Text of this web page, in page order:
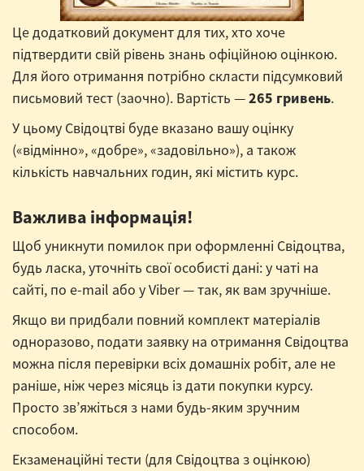
Це додатковий документ для тих, хто хоче
підтвердити свій рівень знань офіційною оцінкою.
Для його отримання потрібно скласти підсумковий
письмовий тест (заочно). Вартість —265 гривень.
У цьому Свідоцтві буде вказано вашу оцінку
(«відмінно», «добре», «задовільно»), а також
кількість навчальних годин, які містить курс.
Важлива інформація!
Щоб уникнути помилок при оформленні Свідоцтва,
будь ласка, уточніть свої особисті дані: у чаті на
сайті, по e-mail або у Viber — так, як вам зручніше.
Якщо ви придбали повний комплект матеріалів
одноразово, подати заявку на отримання Свідоцтва
можна після перевірки всіх домашніх робіт, але не
раніше, ніж через місяць із дати покупки курсу.
Просто зв’яжіться з нами будь-яким зручним
способом.
Екзаменаційні тести (для Свідоцтва з оцінкою)